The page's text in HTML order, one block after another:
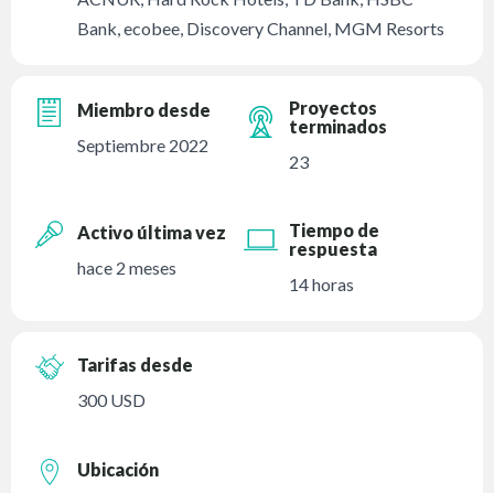
Bank, ecobee, Discovery Channel, MGM Resorts
Miembro desde
Septiembre 2022
Proyectos
terminados
23
Activo última vez
hace 2 meses
Tiempo de
respuesta
14 horas
Tarifas desde
300 USD
Ubicación